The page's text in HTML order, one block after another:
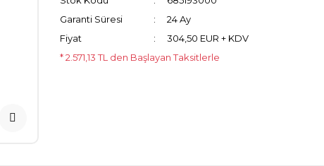
Garanti Süresi
24 Ay
Fiyat
304,50 EUR + KDV
* 2.571,13 TL den Başlayan Taksitlerle